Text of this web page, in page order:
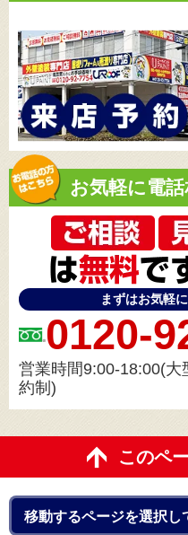
お気軽に電
まずはお気軽
0120-
営業時間9:00-18:00(
約制)
このペ